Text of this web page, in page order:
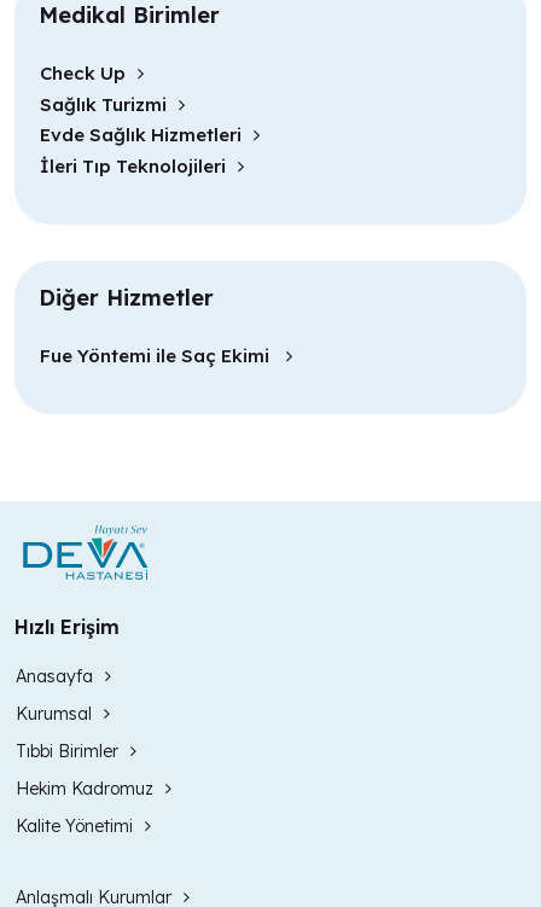
Medikal Birimler
Check Up
Sağlık Turizmi
Evde Sağlık Hizmetleri
İleri Tıp Teknolojileri
Diğer Hizmetler
Fue Yöntemi ile Saç Ekimi
Hızlı Erişim
Anasayfa
Kurumsal
Tıbbi Birimler
Hekim Kadromuz
Kalite Yönetimi
Anlaşmalı Kurumlar